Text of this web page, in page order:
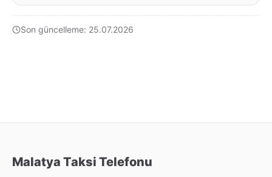
Son güncelleme: 25.07.2026
Malatya Taksi Telefonu